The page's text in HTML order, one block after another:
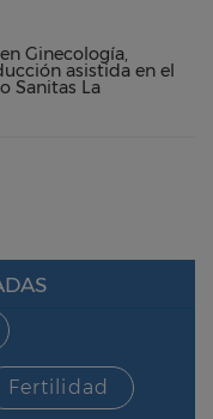
Ginecología,
asistida en el
Sanitas La
Fertilidad